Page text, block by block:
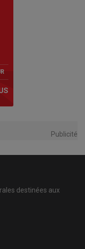
Publicité
destinées aux